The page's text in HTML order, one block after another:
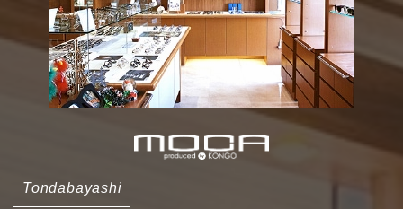
Tondabayashi